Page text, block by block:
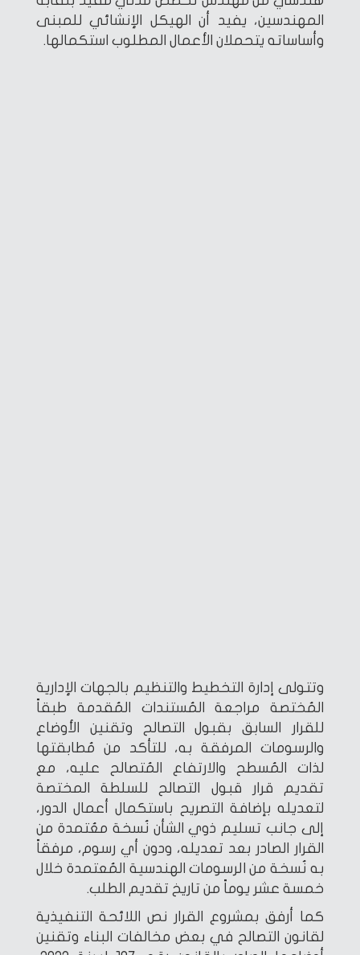
المهندسين، يفيد أن الهيكل الإنشائي للمبنى
وأساساته يتحملان الأعمال المطلوب استكمالها.
وتتولى إدارة التخطيط والتنظيم بالجهات الإدارية
المُختصة مراجعة المُستندات المُقدمة طبقاً
للقرار السابق بقبول التصالح وتقنين الأوضاع
والرسومات المرفقة به، للتأكد من مُطابقتها
لذات المُسطح والارتفاع المُتصالح عليه، مع
تقديم قرار قبول التصالح للسلطة المختصة
لتعديله بإضافة التصريح باستكمال أعمال الدور،
إلى جانب تسليم ذوي الشأن نُسخة معُتمدة من
القرار الصادر بعد تعديله، ودون أي رسوم، مرفقاً
به نُسخة من الرسومات الهندسية المُعتمدة خلال
خمسة عشر يوماً من تاريخ تقديم الطلب.
كما أرفق بمشروع القرار نص اللائحة التنفيذية
لقانون التصالح في بعض مخالفات البناء وتقنين